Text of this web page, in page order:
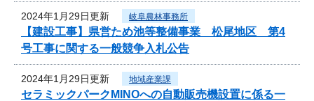
2024年1月29日更新 岐阜農林事務所
【建設工事】県営ため池等整備事業 松尾地区 第4
号工事に関する一般競争入札公告
2024年1月29日更新 地域産業課
セラミックパークMINOへの自動販売機設置に係る一